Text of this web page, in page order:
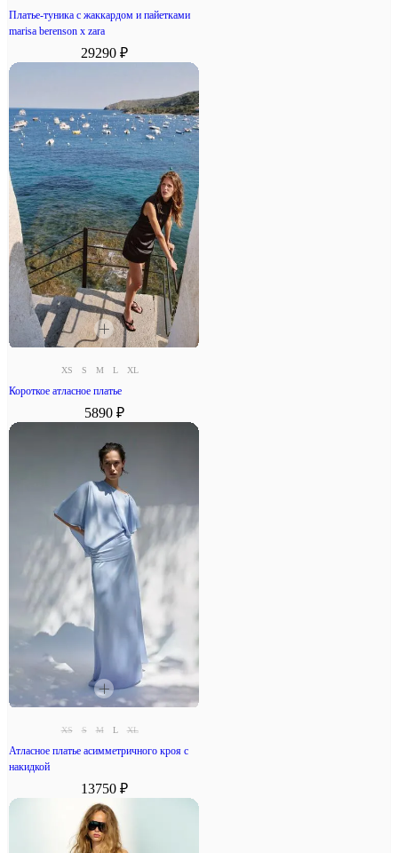
Платье-туника с жаккардом и пайетками
marisa berenson x zara
29290 ₽
XS S M L XL
Короткое атласное платье
5890 ₽
XS S M L XL
Атласное платье асимметричного кроя с
накидкой
13750 ₽